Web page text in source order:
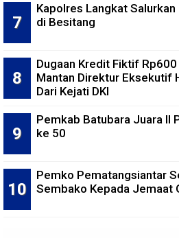
Kapolres Langkat
di Besitang
Dugaan Kredit Fiktif Rp600
Mantan Direktur Eksekutif
Dari Kejati DKI
Pemkab Batubara Juara II
ke 50
Pemko Pematangsiantar
Sembako Kepada Jemaat